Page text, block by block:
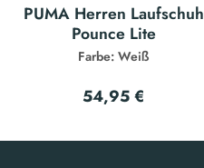
PUMA Herren Laufschuh
Pounce Lite
Farbe: Weiß
54,95 €